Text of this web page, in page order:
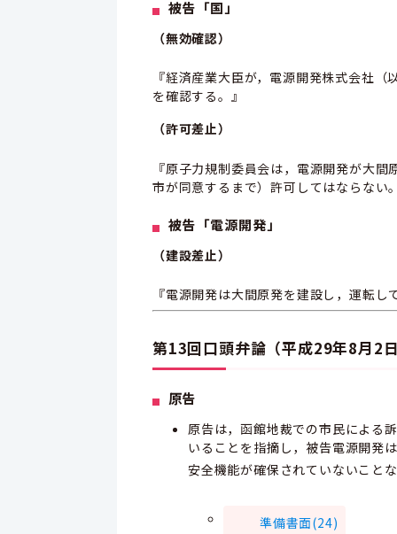
被告「国」
（無効確認）
『経済産業大臣が，電源開発株式会社
を確認する。』
（許可差止）
『原子力規制委員会は，電源開発が大
市が同意するまで）許可してはならない
被告「電源開発」
（建設差止）
『電源開発は大間原発を建設し，運転し
第13回口頭弁論（平成29年8月
原告
原告は，函館地裁での市民による
いることを指摘し，被告電源開発
安全機能が確保されていないこと
準備書面(24)